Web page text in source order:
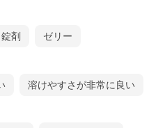
錠剤 ゼリー
溶けやすさが非常に良い